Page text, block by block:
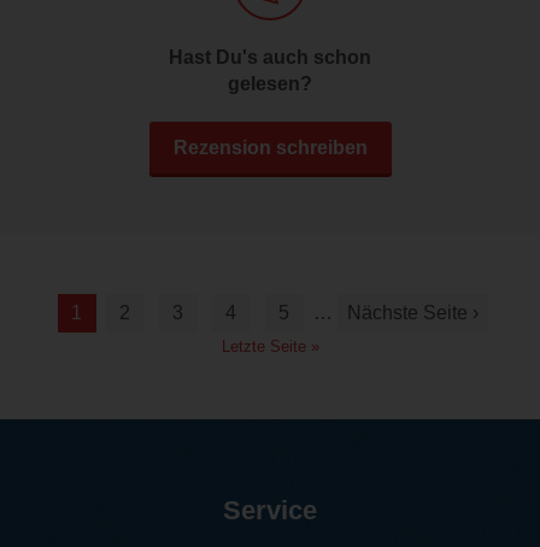
Hast Du's auch schon
gelesen?
Rezension schreiben
1 2 3 4 5 … Nächste Seite ›
Letzte Seite »
Service